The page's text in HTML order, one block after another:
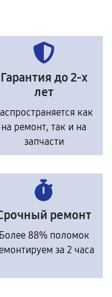
Гарантия до 2-х
лет
как
на ремонт, так и на
запчасти
ремонт
Более 88% поломок
за 2 часа